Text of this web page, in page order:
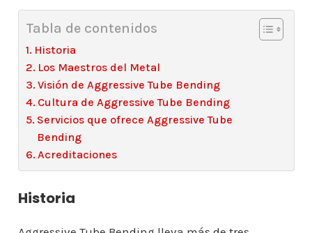
Tabla de contenidos
Historia
Los Maestros del Metal
Visión de Aggressive Tube Bending
Cultura de Aggressive Tube Bending
Servicios que ofrece Aggressive Tube
Bending
Acreditaciones
Historia